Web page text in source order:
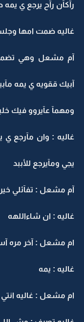
رآكآن رآح يرجع ي يمه
غاليه ضمت امها
آم مشعل وهي
آبيك ققويه ي يمه
ومهمآ عآيروو فيك
غاليه : وان مآرجع ي
يجي ومآيرجع للأببد
آم مشعل : تفآئلي
غاليه : ان شاءاللهه
ام مشعل : آخر مره
غاليه : يمه
ام مشعل : غاليه